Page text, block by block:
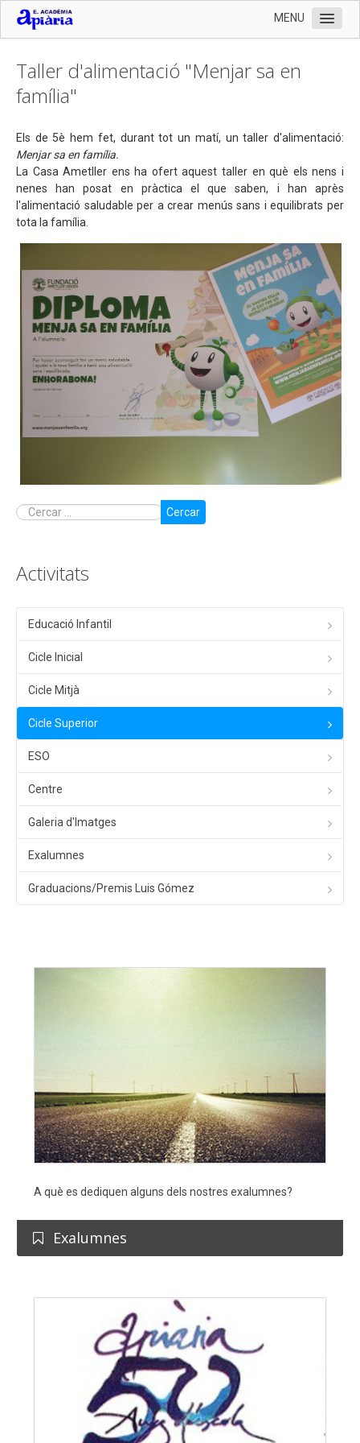
MENU
L'Escola
Serveis
Documentació
Contactar
Preinscripció 2024-2025 i documentació matrícula
Enllaços
Fotografies
Taller d'alimentació "Menjar sa en
família"
Els de 5è hem fet, durant tot un matí, un taller d'alimentació:
Menjar sa en família.
La Casa Ametller ens ha ofert aquest taller en què els nens i
nenes han posat en pràctica el que saben, i han après
l'alimentació saludable per a crear menús sans i equilibrats per
tota la família.
Cercar
Activitats
Educació Infantil
Cicle Inicial
Cicle Mitjà
Cicle Superior
ESO
Centre
Galeria d'Imatges
Exalumnes
Graduacions/Premis Luis Gómez
A què es dediquen alguns dels nostres exalumnes?
Exalumnes